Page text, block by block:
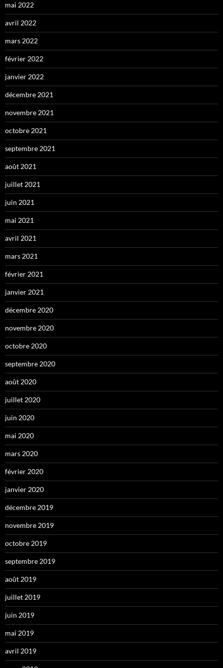
mai 2022
avril 2022
mars 2022
février 2022
janvier 2022
décembre 2021
novembre 2021
octobre 2021
septembre 2021
août 2021
juillet 2021
juin 2021
mai 2021
avril 2021
mars 2021
février 2021
janvier 2021
décembre 2020
novembre 2020
octobre 2020
septembre 2020
août 2020
juillet 2020
juin 2020
mai 2020
mars 2020
février 2020
janvier 2020
décembre 2019
novembre 2019
octobre 2019
septembre 2019
août 2019
juillet 2019
juin 2019
mai 2019
avril 2019